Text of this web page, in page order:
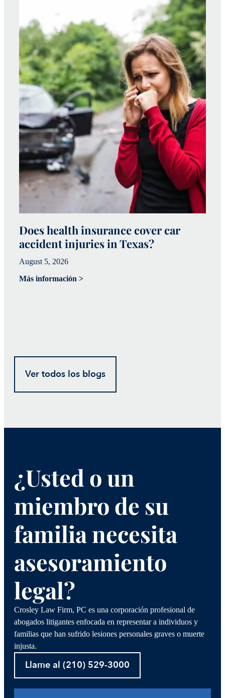
Does health insurance cover car
accident injuries in Texas?
August 5, 2026
Más información >
Ver todos los blogs
¿Usted o un
miembro de su
familia necesita
asesoramiento
legal?
Crosley Law Firm, PC es una corporación profesional de
abogados litigantes enfocada en representar a individuos y
familias que han sufrido lesiones personales graves o muerte
injusta.
Llame al (210) 529-3000